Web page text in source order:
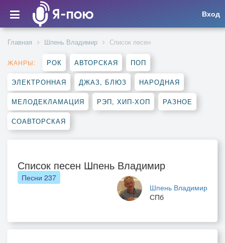
Вход
Главная Шпень Владимир Список песен
ЖАНРЫ: РОК АВТОРСКАЯ ПОП
ЭЛЕКТРОННАЯ ДЖАЗ, БЛЮЗ НАРОДНАЯ
МЕЛОДЕКЛАМАЦИЯ РЭП, ХИП-ХОП РАЗНОЕ
СОАВТОРСКАЯ
Список песен Шпень Владимир
Шпень Владимир
СПб
Песни 237